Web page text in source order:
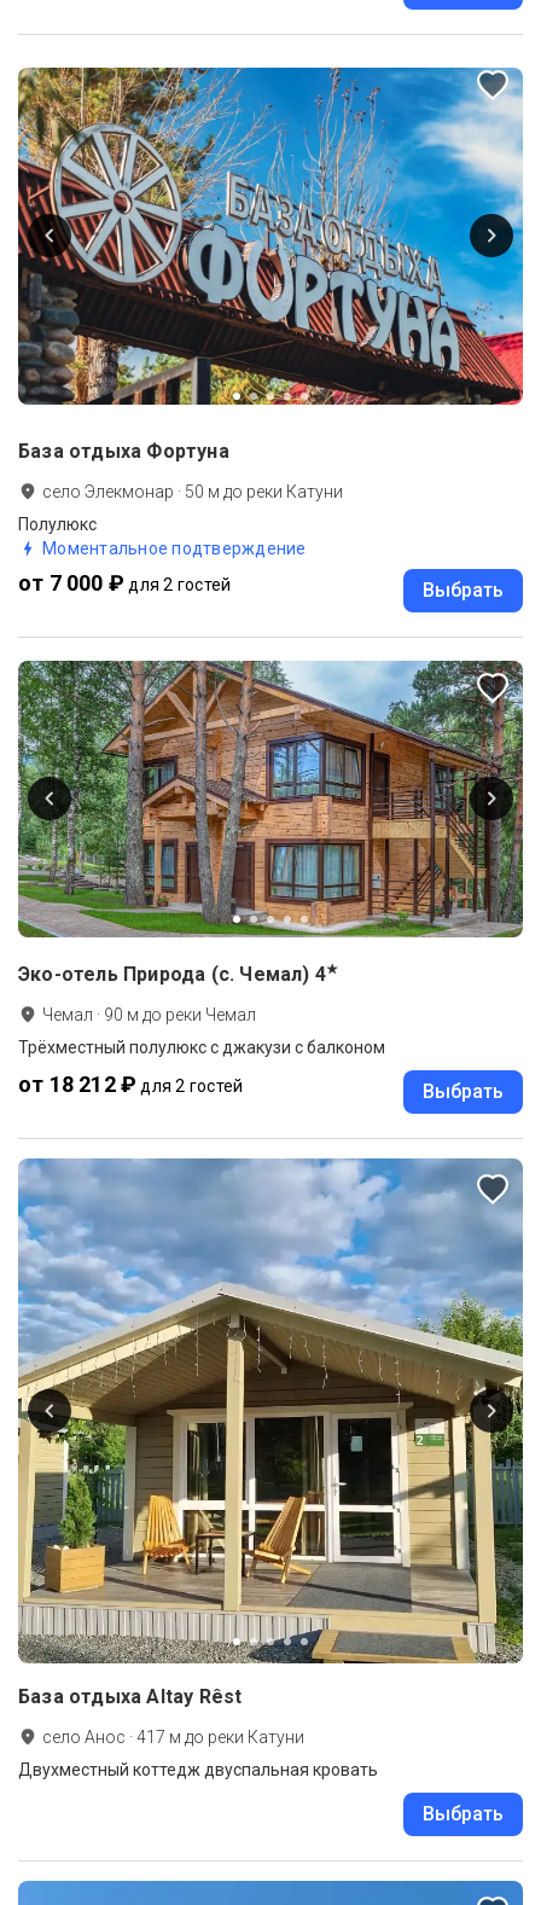
База отдыха Фортуна
село Элекмонар · 50 м до реки Катуни
Полулюкс
Моментальное подтверждение
от 7 000 ₽ для 2 гостей Выбрать
Эко-отель Природа (с. Чемал) 4★
Чемал · 90 м до реки Чемал
Трёхместный полулюкс с джакузи с балконом
от 18 212 ₽ для 2 гостей Выбрать
База отдыха Altay Rêst
село Анос ·417 м до реки Катуни
Двухместный коттедж двуспальная кровать
Выбрать